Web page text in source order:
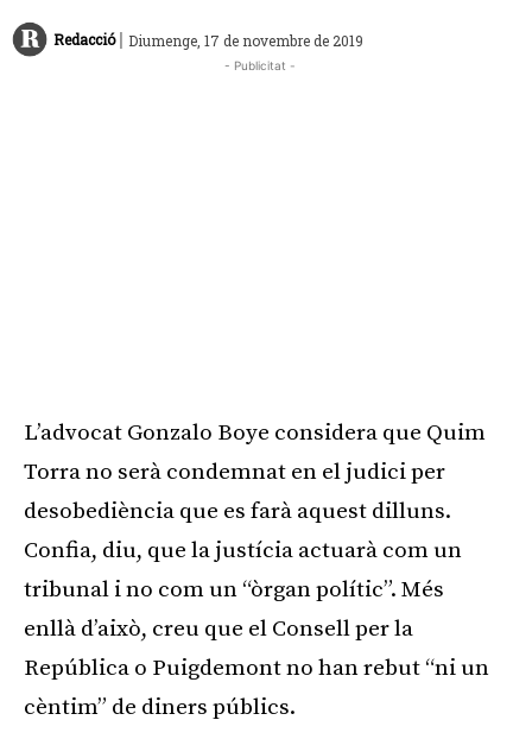
Redacció | Diumenge, 17 de novembre de 2019
- Publicitat -
L’advocat Gonzalo Boye considera que Quim
Torra no serà condemnat en el judici per
desobediència que es farà aquest dilluns.
Confia, diu, que la justícia actuarà com un
tribunal i no com un “òrgan polític”. Més
enllà d’això, creu que el Consell per la
República o Puigdemont no han rebut “ni un
cèntim” de diners públics.